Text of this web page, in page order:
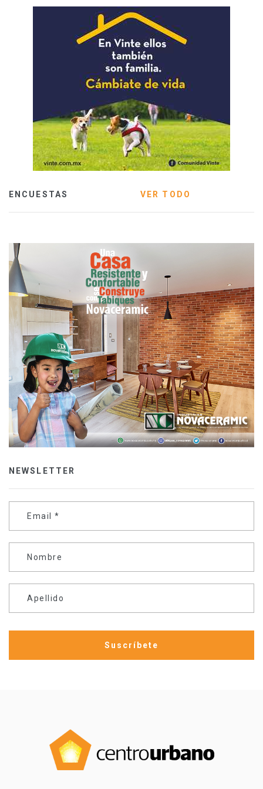
ENCUESTAS VER TODO
NEWSLETTER
Email *
Nombre
Apellido